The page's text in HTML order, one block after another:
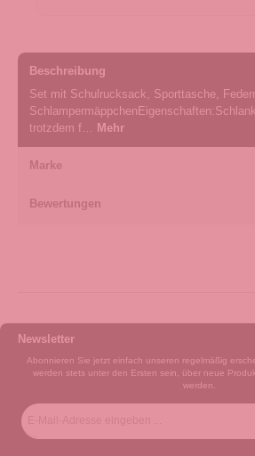
Beschreibung
Set mit Schulrucksack, Sporttasche,
trotzdem f… Mehr
Marke
Bewertungen
Newsletter
Abonnieren Sie jetzt einfach unseren regelmäßig
werden stets unter den Ersten sein, über neue
werden.